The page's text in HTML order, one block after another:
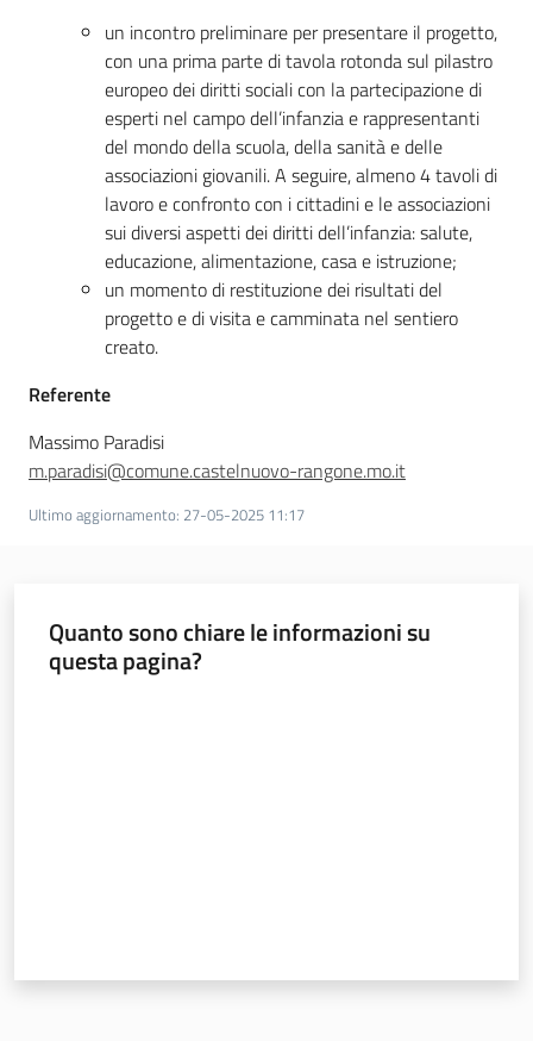
un incontro preliminare per presentare il progetto,
con una prima parte di tavola rotonda sul pilastro
europeo dei diritti sociali con la partecipazione di
esperti nel campo dell’infanzia e rappresentanti
del mondo della scuola, della sanità e delle
associazioni giovanili. A seguire, almeno 4 tavoli di
lavoro e confronto con i cittadini e le associazioni
sui diversi aspetti dei diritti dell’infanzia: salute,
educazione, alimentazione, casa e istruzione;
un momento di restituzione dei risultati del
progetto e di visita e camminata nel sentiero
creato.
Referente
Massimo Paradisi
m.paradisi@comune.castelnuovo-rangone.mo.it
Ultimo aggiornamento: 27-05-2025 11:17
Quanto sono chiare le informazioni su
questa pagina?